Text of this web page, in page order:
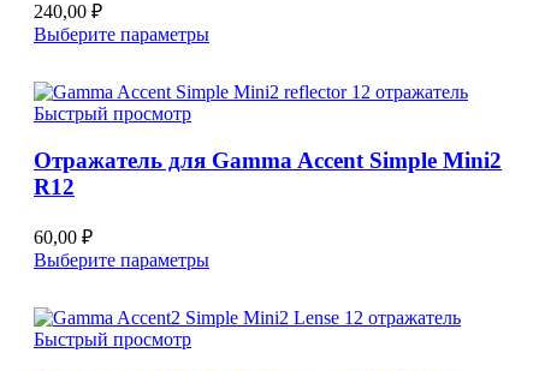
240,00 ₽
Выберите параметрыЭтот
несколько
можно
Быстрый просмотр
Отражатель для Gamma Accent Simple Mini2
R12
60,00 ₽
Выберите параметрыЭтот
несколько
Быстрый просмотр